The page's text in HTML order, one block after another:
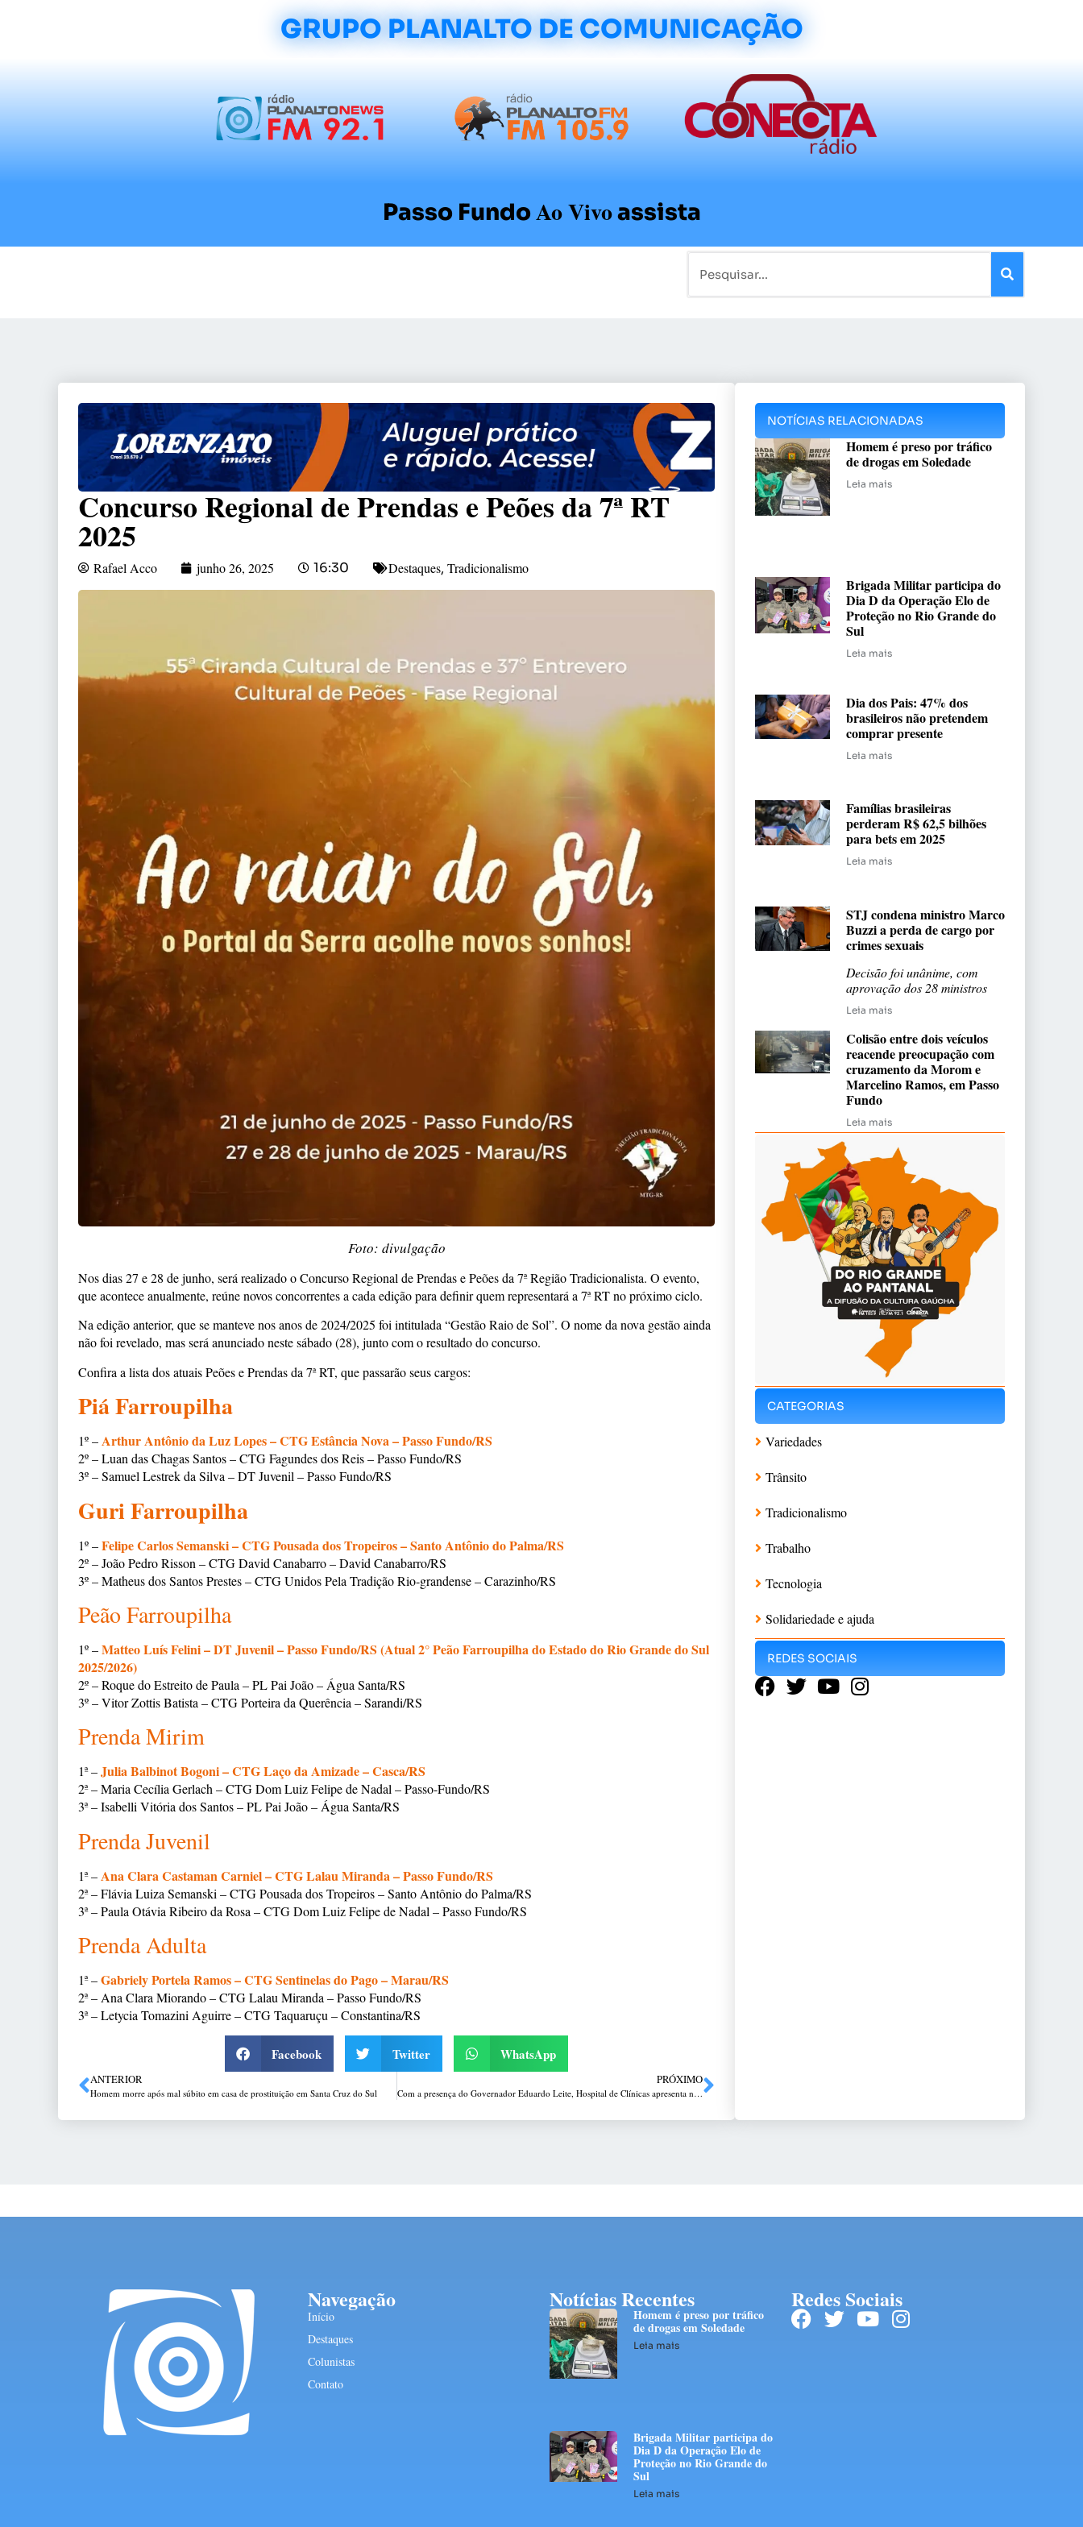
GRUPO PLANALTO DE COMUNICAÇÃO
Passo FundoAo Vivoassista
Concurso Regional de Prendas e Peões da 7ª RT
2025
Rafael Acco junho 26, 2025 16:30 Destaques, Tradicionalismo
Foto: divulgação
Nos dias 27 e 28 de junho, será realizado o Concurso Regional de Prendas e Peões da 7ª Região Tradicionalista. O evento,
que acontece anualmente, reúne novos concorrentes a cada edição para definir quem representará a 7ª RT no próximo ciclo.
Na edição anterior, que se manteve nos anos de 2024/2025 foi intitulada “Gestão Raio de Sol”. O nome da nova gestão ainda
não foi revelado, mas será anunciado neste sábado (28), junto com o resultado do concurso.
Confira a lista dos atuais Peões e Prendas da 7ª RT, que passarão seus cargos:
Piá Farroupilha
1º –Arthur Antônio da Luz Lopes –CTG Estância Nova – Passo Fundo/RS
2º – Luan das Chagas Santos – CTG Fagundes dos Reis – Passo Fundo/RS
3º – Samuel Lestrek da Silva – DT Juvenil – Passo Fundo/RS
Guri Farroupilha
1º –Felipe Carlos Semanski –CTG Pousada dos Tropeiros – Santo Antônio do Palma/RS
2º – João Pedro Risson – CTG David Canabarro – David Canabarro/RS
3º – Matheus dos Santos Prestes – CTG Unidos Pela Tradição Rio-grandense – Carazinho/RS
Peão Farroupilha
1º –Matteo Luís Felini –DT Juvenil – Passo Fundo/RS (Atual 2° Peão Farroupilha do Estado do Rio Grande do Sul
2025/2026)
2º – Roque do Estreito de Paula – PL Pai João – Água Santa/RS
3º – Vitor Zottis Batista – CTG Porteira da Querência – Sarandi/RS
Prenda Mirim
1ª –Julia Balbinot Bogoni –CTG Laço da Amizade – Casca/RS
2ª – Maria Cecília Gerlach – CTG Dom Luiz Felipe de Nadal – Passo-Fundo/RS
3ª – Isabelli Vitória dos Santos – PL Pai João – Água Santa/RS
Prenda Juvenil
1ª –Ana Clara Castaman Carniel – CTG Lalau Miranda – Passo Fundo/RS
2ª – Flávia Luiza Semanski – CTG Pousada dos Tropeiros – Santo Antônio do Palma/RS
3ª – Paula Otávia Ribeiro da Rosa – CTG Dom Luiz Felipe de Nadal – Passo Fundo/RS
Prenda Adulta
1ª –Gabriely Portela Ramos –CTG Sentinelas do Pago – Marau/RS
2ª – Ana Clara Miorando – CTG Lalau Miranda – Passo Fundo/RS
3ª – Letycia Tomazini Aguirre – CTG Taquaruçu – Constantina/RS
Facebook Twitter WhatsApp
ANTERIOR
Homem morre após mal súbito em casa de prostituição em Santa Cruz do Sul
PRÓXIMO
Com a presença do Governador Eduardo Leite, Hospital de Clínicas apresenta novos serviços e qualifica atendimento
NOTÍCIAS RELACIONADAS
Homem é preso por tráfico
de drogas em Soledade
Leia mais
Brigada Militar participa do
Dia D da Operação Elo de
Proteção no Rio Grande do
Sul
Leia mais
Dia dos Pais: 47% dos
brasileiros não pretendem
comprar presente
Leia mais
Famílias brasileiras
perderam R$ 62,5 bilhões
para bets em 2025
Leia mais
STJ condena ministro Marco
Buzzi a perda de cargo por
crimes sexuais
Decisão foi unânime, com
aprovação dos 28 ministros
Leia mais
Colisão entre dois veículos
reacende preocupação com
cruzamento da Morom e
Marcelino Ramos, em Passo
Fundo
Leia mais
CATEGORIAS
Variedades
Trânsito
Tradicionalismo
Trabalho
Tecnologia
Solidariedade e ajuda
REDES SOCIAIS
Navegação
Início
Destaques
Colunistas
Contato
Notícias Recentes
Homem é preso por tráfico
de drogas em Soledade
Leia mais
Brigada Militar participa do
Dia D da Operação Elo de
Proteção no Rio Grande do
Sul
Leia mais
Redes Sociais